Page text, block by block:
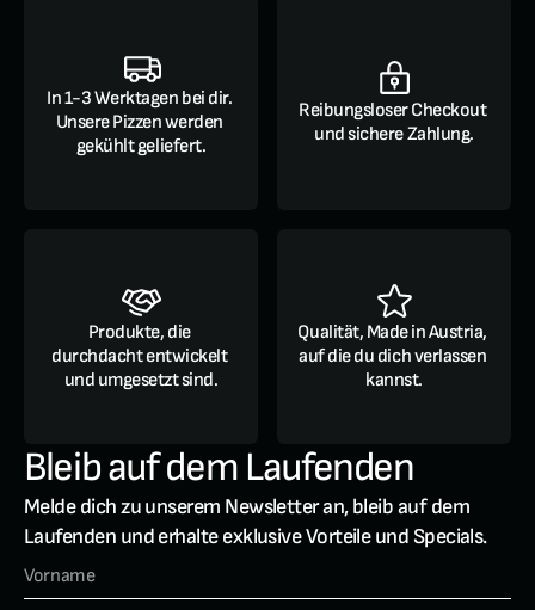
In 1-3 Werktagen bei dir.
Unsere Pizzen werden
gekühlt geliefert.
Reibungsloser Checkout
und sichere Zahlung.
Produkte, die
durchdacht entwickelt
und umgesetzt sind.
Qualität, Made in Austria,
auf die du dich verlassen
kannst.
Bleib auf dem Laufenden
Melde dich zu unserem Newsletter an, bleib auf dem
Laufenden und erhalte exklusive Vorteile und Specials.